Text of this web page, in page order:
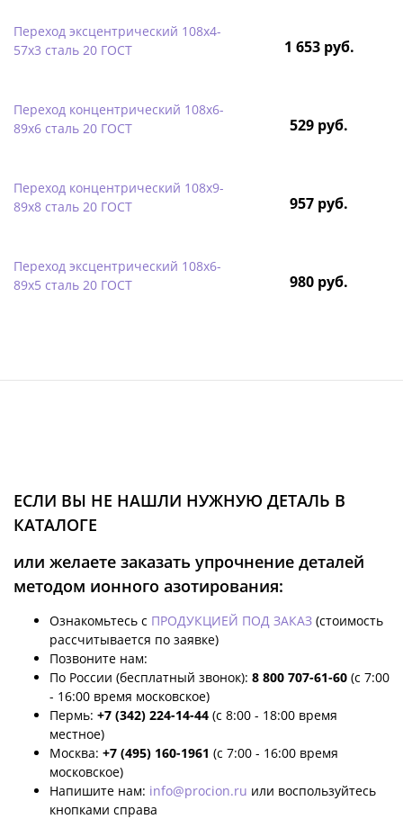
Переход эксцентрический 108х4-
57х3 сталь 20 ГОСТ
1 653 руб.
Переход концентрический 108х6-
89х6 сталь 20 ГОСТ
529 руб.
Переход концентрический 108х9-
89х8 сталь 20 ГОСТ
957 руб.
Переход эксцентрический 108х6-
89х5 сталь 20 ГОСТ
980 руб.
ЕСЛИ ВЫ НЕ НАШЛИ НУЖНУЮ ДЕТАЛЬ В
КАТАЛОГЕ
или желаете заказать упрочнение деталей
методом ионного азотирования:
Ознакомьтесь с ПРОДУКЦИЕЙ ПОД ЗАКАЗ (стоимость
рассчитывается по заявке)
Позвоните нам:
По России (бесплатный звонок): 8 800 707-61-60 (с 7:00
- 16:00 время московское)
Пермь: +7 (342) 224-14-44 (с 8:00 - 18:00 время
местное)
Москва: +7 (495) 160-1961 (с 7:00 - 16:00 время
московское)
Напишите нам: info@procion.ru или воспользуйтесь
кнопками справа